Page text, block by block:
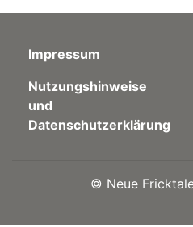
Paper
App
Impressum
Nutzungshinweise
und
Datenschutzerklärung
© Neue